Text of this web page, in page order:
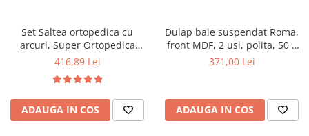
Saltele patuturi copii
Paturi copii
Masa si scaune gradinita
Seturi comode living si dormitor
Set Saltea ortopedica cu
arcuri, Super Ortopedica
Sofia, 90x200x20cm, fermitate
Bonell, fata vara-iarna, sistem
aerisire cu butoni, Saltex plus
perna matlasata, antialergica,
50x70cm
416,89 Lei
ADAUGA IN COS
Dulap baie suspendat Roma,
front MDF, 2 usi, polita, 50 x
68 cm, alb
371,00 Lei
ADAUGA IN COS